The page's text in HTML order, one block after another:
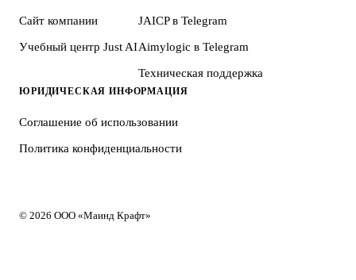
Сайт компании
Учебный центр Just AI
JAICP в Telegram
Aimylogic в Telegram
Техническая поддержка
ЮРИДИЧЕСКАЯ ИНФОРМАЦИЯ
Соглашение об использовании
Политика конфиденциальности
© 2026 ООО «Маинд Крафт»